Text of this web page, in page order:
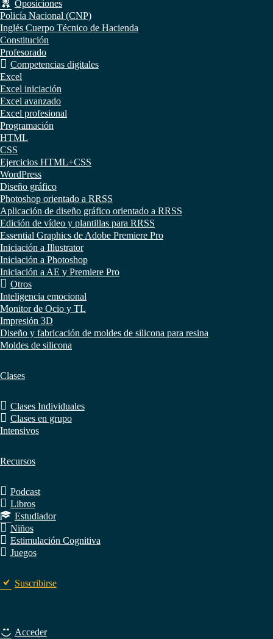
Oposiciones
Policía Nacional (CNP)
Inglés Cuerpo Técnico de Hacienda
Constitución
Profesorado
Competencias digitales
Excel
Excel iniciación
Excel avanzado
Excel profesional
Programación
HTML
CSS
Ejercicios HTML+CSS
WordPress
Diseño gráfico
Photoshop orientado a RRSS
Aplicación de diseño gráfico orientado a RRSS
Edición de vídeo y plantillas para RRSS
Essential Graphics de Adobe Premiere Pro
Iniciación a Illustrator
Iniciación a Photoshop
Iniciación a AE y Premiere Pro
Otros
Inteligencia emocional
Monitor de Ocio y TL
Impresión 3D
Diseño y fabricación de moldes de silicona para resina
Moldes de silicona
Clases
Clases Individuales
Clases en grupo
Intensivos
Recursos
Podcast
Libros
Estudiador
Niños
Estimulación Cognitiva
Juegos
Suscribirse
Acceder